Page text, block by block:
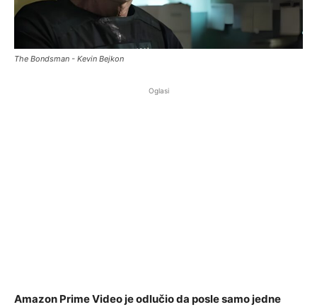
The Bondsman - Kevin Bejkon
Oglasi
Amazon Prime Video je odlučio da posle samo jedne